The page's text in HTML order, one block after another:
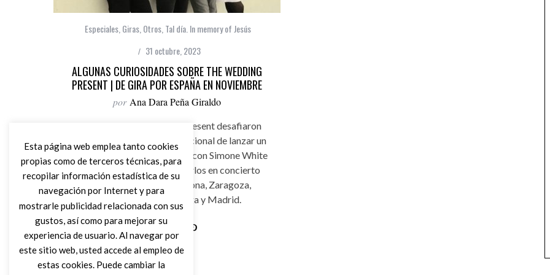
Especiales Giras Otros Tal día. In memory of Jesús
31 octubre, 2023
ALGUNAS CURIOSIDADES SOBRE THE WEDDING
PRESENT | DE GIRA POR ESPAÑA EN NOVIEMBRE
por Ana Dara Peña Giraldo
¿Sabías que The Wedding Present desafiaron
con Hit Parade la forma tradicional de lanzar un
disco? ¿Y que han colaborado con Simone White
o Louise Werner? Podrás verlos en concierto
este noviembre en Barcelona, Zaragoza,
Valencia, Murcia, Málaga y Madrid.
Leer Más
Esta página web emplea tanto cookies
propias como de terceros técnicas, para
recopilar información estadística de su
navegación por Internet y para
mostrarle publicidad relacionada con sus
gustos, así como para mejorar su
experiencia de usuario. Al navegar por
este sitio web, usted accede al empleo de
estas cookies. Puede cambiar la